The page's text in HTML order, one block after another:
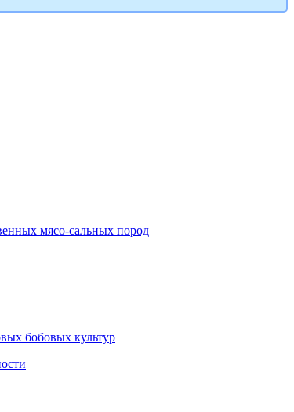
мясо-сальных пород
бобовых культур